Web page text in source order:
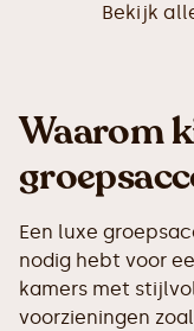
Bekijk
Waarom
Een luxe
nodig hebt voor
kamers met
voorzieningen